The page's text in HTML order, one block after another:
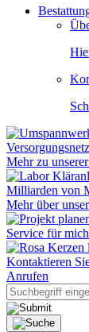
Versorgungsnetz
Mehr zu
Milliarden von
Mehr über
Service für mich
Kontaktieren
Anrufen